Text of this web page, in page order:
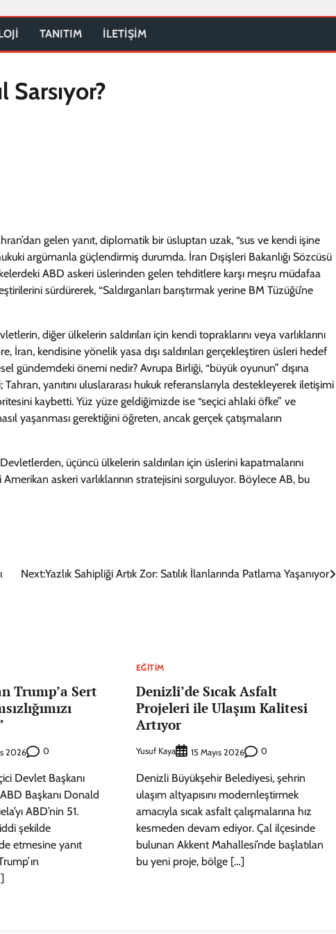
TANITIM İLETİŞİM
Sarsıyor?
gelen yanıt, diplomatik bir üsluptan uzak, “sus ve kendi işine
argümanla güçlendirmiş durumda. İran Dışişleri Bakanlığı Sözcüsü
ABD askeri üslerinden gelen tehditlere karşı meşru müdafaa
sürdürerek, “Saldırganları barıştırmak yerine BM Tüzüğü’ne
diğer ülkelerin saldırıları için kendi topraklarını veya varlıklarını
kendisine yönelik yasa dışı saldırıları gerçekleştiren üsleri hedef
gündemdeki önemi nedir? Avrupa Birliği, “büyük oyunun” dışına
yanıtını uluslararası hukuk referanslarıyla destekleyerek iletişimi
kaybetti. Yüz yüze geldiğimizde ise “seçici ahlaki öfke” ve
yaşanması gerektiğini öğreten, ancak gerçek çatışmaların
üçüncü ülkelerin saldırıları için üslerini kapatmalarını
askeri varlıklarının stratejisini sorguluyor. Böylece AB, bu
Next:Yazlık Sahipliği Artık Zor: Satılık İlanlarında Patlama Yaşanıyor
Trump’a Sert
2026 0
Devlet Başkanı
Başkanı Donald
ABD’nin 51.
şekilde
etmesine yanıt
EĞITIM
Denizli’de Sıcak Asfalt
Projeleri ile Ulaşım Kalitesi
Artıyor
Yusuf Kaya 15 Mayıs 2026 0
Denizli Büyükşehir Belediyesi, şehrin
ulaşım altyapısını modernleştirmek
amacıyla sıcak asfalt çalışmalarına hız
kesmeden devam ediyor. Çal ilçesinde
bulunan Akkent Mahallesi’nde başlatılan
bu yeni proje, bölge […]